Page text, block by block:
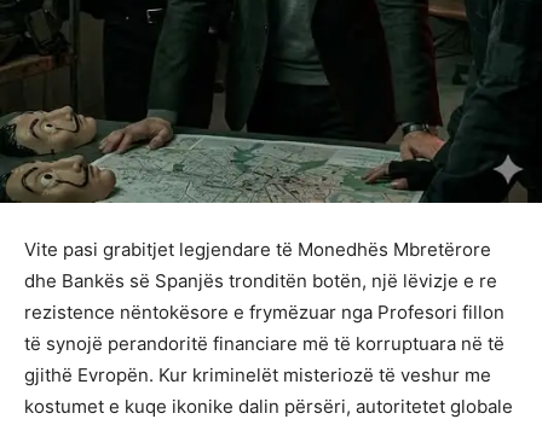
Vite pasi grabitjet legjendare të Monedhës Mbretërore
dhe Bankës së Spanjës tronditën botën, një lëvizje e re
rezistence nëntokësore e frymëzuar nga Profesori fillon
të synojë perandoritë financiare më të korruptuara në të
gjithë Evropën. Kur kriminelët misteriozë të veshur me
kostumet e kuqe ikonike dalin përsëri, autoritetet globale